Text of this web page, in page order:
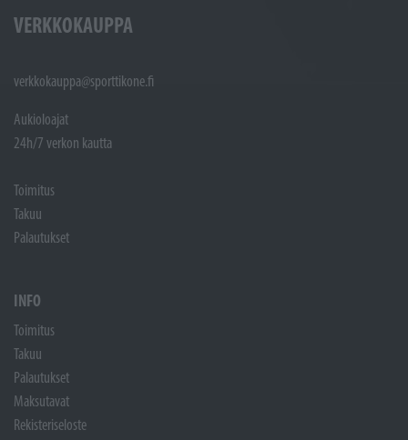
VERKKOKAUPPA
verkkokauppa@sporttikone.fi
Aukioloajat
24h/7 verkon kautta
Toimitus
Takuu
Palautukset
INFO
Toimitus
Takuu
Palautukset
Maksutavat
Rekisteriseloste